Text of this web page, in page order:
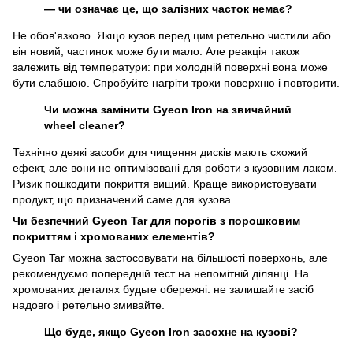
— чи означає це, що залізних часток немає?
Не обов'язково. Якщо кузов перед цим ретельно чистили або
він новий, частинок може бути мало. Але реакція також
залежить від температури: при холодній поверхні вона може
бути слабшою. Спробуйте нагріти трохи поверхню і повторити.
Чи можна замінити Gyeon Iron на звичайний
wheel cleaner?
Технічно деякі засоби для чищення дисків мають схожий
ефект, але вони не оптимізовані для роботи з кузовним лаком.
Ризик пошкодити покриття вищий. Краще використовувати
продукт, що призначений саме для кузова.
Чи безпечний Gyeon Tar для порогів з порошковим
покриттям і хромованих елементів?
Gyeon Tar можна застосовувати на більшості поверхонь, але
рекомендуємо попередній тест на непомітній ділянці. На
хромованих деталях будьте обережні: не залишайте засіб
надовго і ретельно змивайте.
Що буде, якщо Gyeon Iron засохне на кузові?